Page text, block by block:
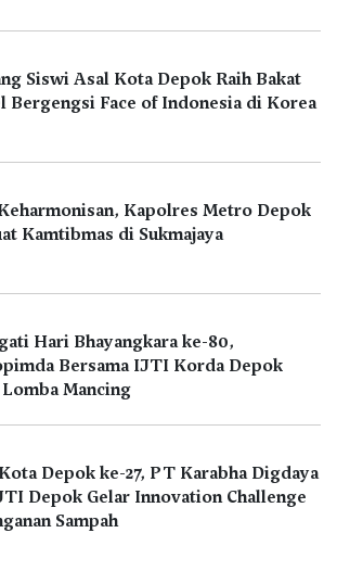
Siswi Asal Kota Depok Raih Bakat
Bergengsi Face of Indonesia di Korea
Kapolres Metro Depok
Kamtibmas di Sukmajaya
Hari Bhayangkara ke-80,
Bersama IJTI Korda Depok
Mancing
Depok ke-27, PT Karabha Digdaya
Depok Gelar Innovation Challenge
Sampah